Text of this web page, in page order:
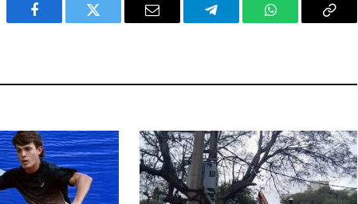
Facebook Twitter Email Telegram WhatsAppCopy